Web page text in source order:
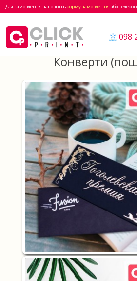
Для замовлення заповнітьформу замовлення або
098
Конверти